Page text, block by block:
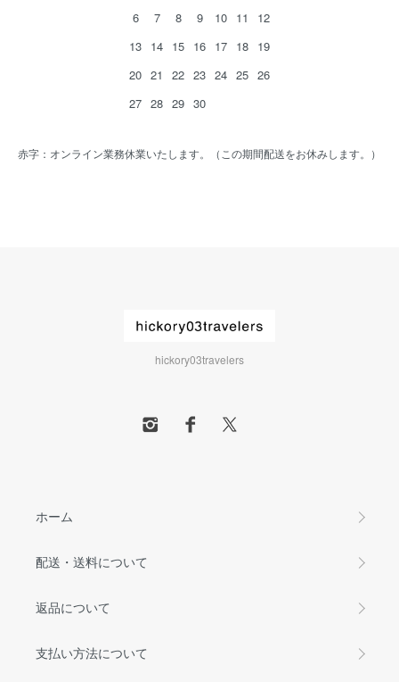
6
7 8 9 10 11
12
13 14 15 16 17 18 19
20 21 22 23 24 25 26
27 28 29 30
赤字：オンライン業務休業いたします。（この期間配送をお休みします。）
hickory03travelers
ホーム
配送・送料について
返品について
支払い方法について